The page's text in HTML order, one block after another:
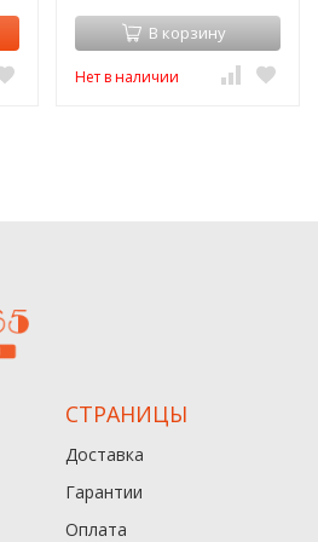
В корзину
Нет в наличии
СТРАНИЦЫ
Доставка
Гарантии
Оплата